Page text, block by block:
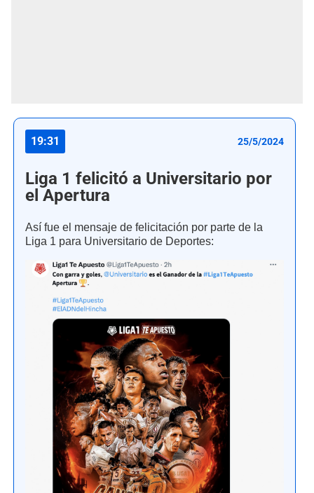
19:31 25/5/2024
Liga 1 felicitó a Universitario por
el Apertura
Así fue el mensaje de felicitación por parte de la
Liga 1 para Universitario de Deportes: